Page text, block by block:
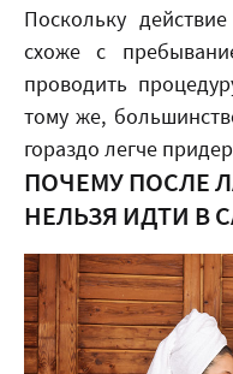
Поскольку
схоже с
проводить
тому же,
гораздо легче
ПОЧЕМУ ПОСЛЕ
НЕЛЬЗЯ ИДТИ В